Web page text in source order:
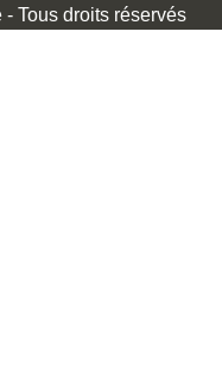
- Tous droits réservés